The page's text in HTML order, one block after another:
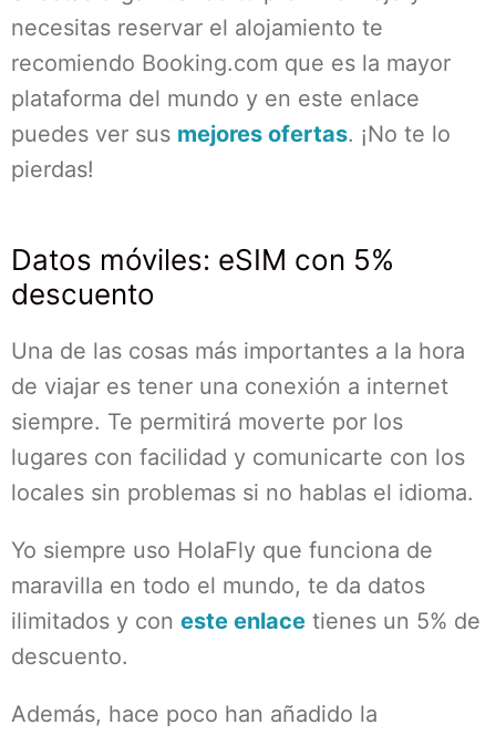
necesitas reservar el alojamiento te
recomiendo Booking.com que es la mayor
plataforma del mundo y en este enlace
puedes ver sus mejores ofertas. ¡No te lo
pierdas!
Datos móviles: eSIM con 5%
descuento
Una de las cosas más importantes a la hora
de viajar es tener una conexión a internet
siempre. Te permitirá moverte por los
lugares con facilidad y comunicarte con los
locales sin problemas si no hablas el idioma.
Yo siempre uso HolaFly que funciona de
maravilla en todo el mundo, te da datos
ilimitados y con este enlace tienes un 5% de
descuento.
Además, hace poco han añadido la